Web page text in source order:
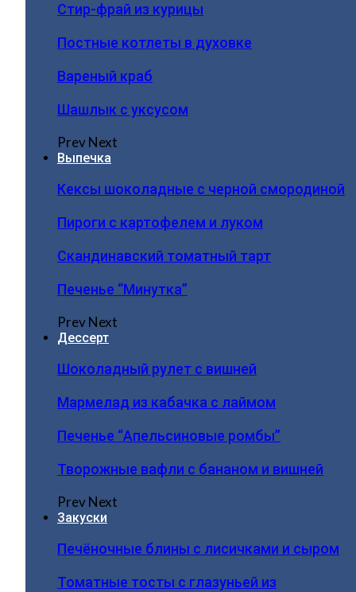
Стир-фрай из курицы
Постные котлеты в духовке
Вареный краб
Шашлык с уксусом
PrevNext
Выпечка
Кексы шоколадные с черной смородиной
Пироги c картофелем и луком
Скандинавский томатный тарт
Печенье “Минутка”
PrevNext
Дессерт
Шоколадный рулет с вишней
Мармелад из кабачка с лаймом
Печенье “Апельсиновые ромбы”
Творожные вафли с бананом и вишней
PrevNext
Закуски
Печёночные блины с лисичками и сыром
Томатные тосты с глазуньей из